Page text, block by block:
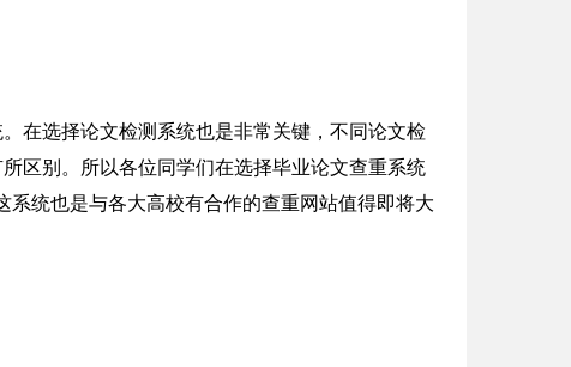
在选择论文检测系统也是非常关键，不同论文检
区别。所以各位同学们在选择毕业论文查重系统
统也是与各大高校有合作的查重网站值得即将大